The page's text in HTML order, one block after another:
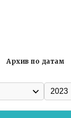
Архив по датам